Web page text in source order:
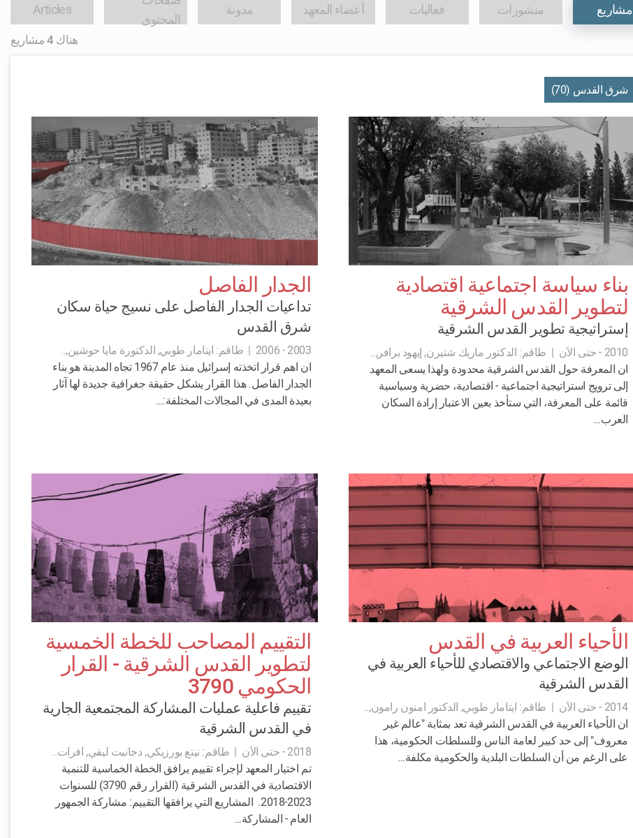
مشاريع منشورات فعاليات أعضاء المعهد مدونة
المحتوى
Articles
هناك 4 مشاريع
شرق القدس (70)
بناء سياسة اجتماعية اقتصادية
لتطوير القدس الشرقية
إستراتيجية تطوير القدس الشرقية
2010 - حتى الاَن | طاقم: الدكتور ماريك شتيرن, إيهود برافر,..
ان المعرفة حول القدس الشرقية محدودة ولهذا يسعى المعهد
إلى ترويج استراتيجية اجتماعية - اقتصادية، حضرية وسياسية
قائمة على المعرفة، التي ستأخذ بعين الاعتبار إرادة السكان
العرب…
الجدار الفاصل
تداعيات الجدار الفاصل على نسيج حياة سكان
شرق القدس
2003 - 2006
| طاقم: ايتامار طوبي, الدكتورة مايا حوشين,..
ان اهم قرار اتخذته إسرائيل منذ عام 1967 تجاه المدينة هو بناء
الجدار الفاصل. هذا القرار يشكل حقيقة جغرافية جديدة لها آثار
بعيدة المدى في المجالات المختلفة:…
الأحياء العربية في القدس
الوضع الاجتماعي والاقتصادي للأحياء العربية في
القدس الشرقية
2014 - حتى الاَن | طاقم: ايتامار طوبي, الدكتور امنون رامون,..
ان الأحياء العربية في القدس الشرقية تعد بمثابة "عالم غير
معروف" إلى حد كبير لعامة الناس وللسلطات الحكومية، هذا
على الرغم من أن السلطات البلدية والحكومية مكلفة…
التقييم المصاحب للخطة الخمسية
لتطوير القدس الشرقية - القرار
الحكومي 3790
تقييم فاعلية عمليات المشاركة المجتمعية الجارية
في القدس الشرقية
2018 - حتى الاَن | طاقم: نيتع بورزيكي, دجانيت ليفي, افرات..
تم اختيار المعهد لإجراء تقييم يرافق الخطة الخماسية للتنمية
الاقتصادية في القدس الشرقية (القرار رقم 3790) للسنوات
2023-2018. المشاريع التي يرافقها التقييم: مشاركة الجمهور
العام - المشاركة…